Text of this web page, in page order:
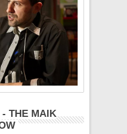
- THE MAIK